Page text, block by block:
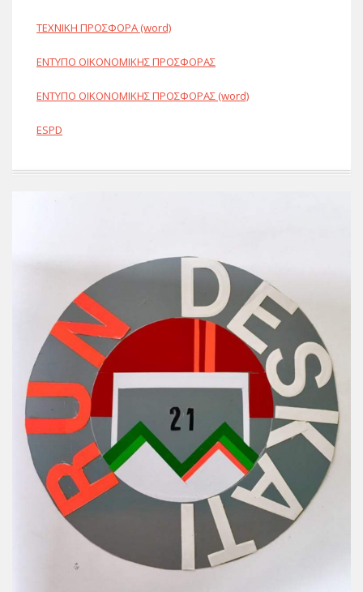
ΤΕΧΝΙΚΗ ΠΡΟΣΦΟΡΑ (word)
ΕΝΤΥΠΟ ΟΙΚΟΝΟΜΙΚΗΣ ΠΡΟΣΦΟΡΑΣ
ΕΝΤΥΠΟ ΟΙΚΟΝΟΜΙΚΗΣ ΠΡΟΣΦΟΡΑΣ (word)
ESPD